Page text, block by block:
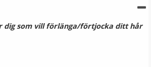
dig som vill förlänga/förtjocka ditt hår